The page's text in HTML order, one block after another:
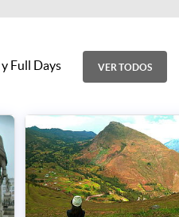
Full Days VER TODOS